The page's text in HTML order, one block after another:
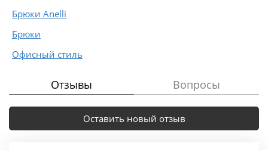
Брюки Anelli
Брюки
Офисный стиль
Отзывы Вопросы
Оставить новый отзыв